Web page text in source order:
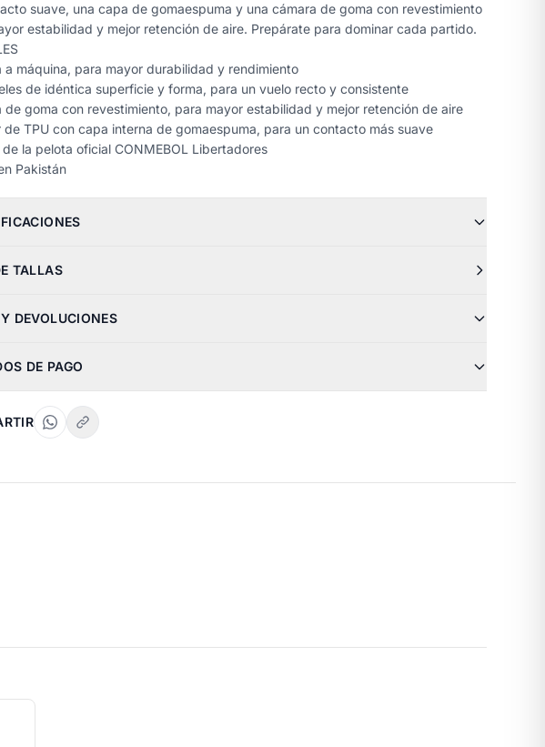
suave, una capa de gomaespuma y una cámara de goma con revestimiento
estabilidad y mejor retención de aire. Prepárate para dominar cada partido.
a máquina, para mayor durabilidad y rendimiento
de idéntica superficie y forma, para un vuelo recto y consistente
de goma con revestimiento, para mayor estabilidad y mejor retención de aire
de TPU con capa interna de gomaespuma, para un contacto más suave
de la pelota oficial CONMEBOL Libertadores
Pakistán
TALLAS
DEVOLUCIONES
DE PAGO